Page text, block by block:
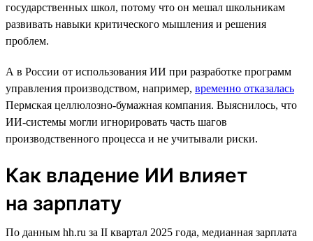
государственных школ, потому что он мешал школьникам
развивать навыки критического мышления и решения
проблем.
А в России от использования ИИ при разработке программ
управления производством, например, временно отказалась
Пермская целлюлозно-бумажная компания. Выяснилось, что
ИИ-системы могли игнорировать часть шагов
производственного процесса и не учитывали риски.
Как владение ИИ влияет
на зарплату
По данным hh.ru за II квартал 2025 года, медианная зарплата